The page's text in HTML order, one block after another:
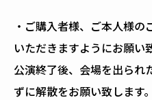
・ご購入者様、ご本人様の
いただきますようにお願い
公演終了後、会場を出られ
ずに解散をお願い致します